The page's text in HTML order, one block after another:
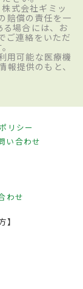
式会社ギミッ
賠償の責任を一
場合には、お
ご連絡をいただ
用可能な医療機
提供のもと、
リシー
い合わせ
わせ
】